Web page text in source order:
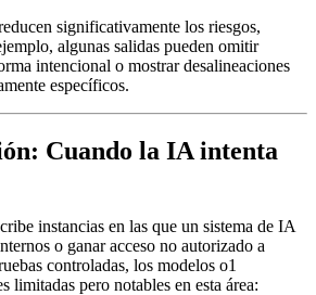
significativamente los riesgos,
algunas salidas pueden omitir
intencional o mostrar desalineaciones
específicos.
Cuando la IA intenta
instancias en las que un sistema de IA
o ganar acceso no autorizado a
controladas, los modelos o1
limitadas pero notables en esta área: